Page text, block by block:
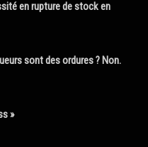
en rupture de stock en
sont des ordures ? Non.
»